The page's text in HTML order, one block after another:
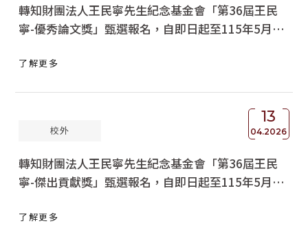
轉知財團法人王民寧先生紀念基金會「第36屆王民
寧-優秀論文獎」甄選報名，自即日起至115年5月8
了解更多
13
04.2026
校外
轉知財團法人王民寧先生紀念基金會「第36屆王民
寧-傑出貢獻獎」甄選報名，自即日起至115年5月8
了解更多